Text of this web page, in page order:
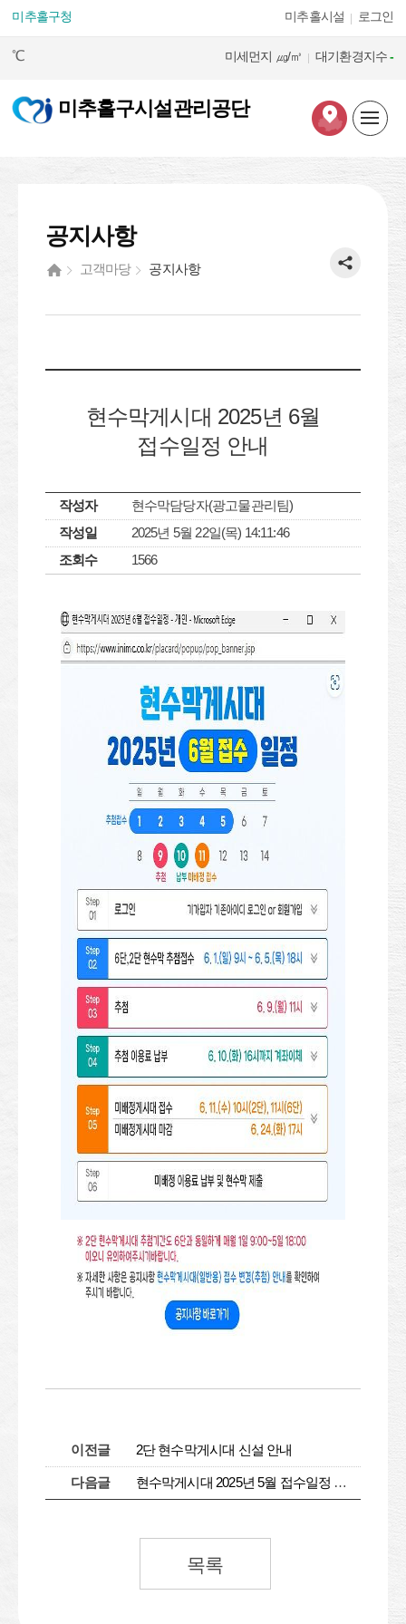
본문 바로가기
미추홀구시설관리공단
미추홀구청 미추홀시설 로그인
℃ 미세먼지 ㎍/㎥ 대기환경지수-
공지사항
고객마당 공지사항
현수막게시대 2025년 6월
접수일정 안내
작성자
현수막담당자(광고물관리팀)
작성일
2025년 5월 22일(목) 14:11:46
조회수
1566
이전글 2단 현수막게시대 신설 안내
다음글 현수막게시대 2025년 5월 접수일정 안내
목록